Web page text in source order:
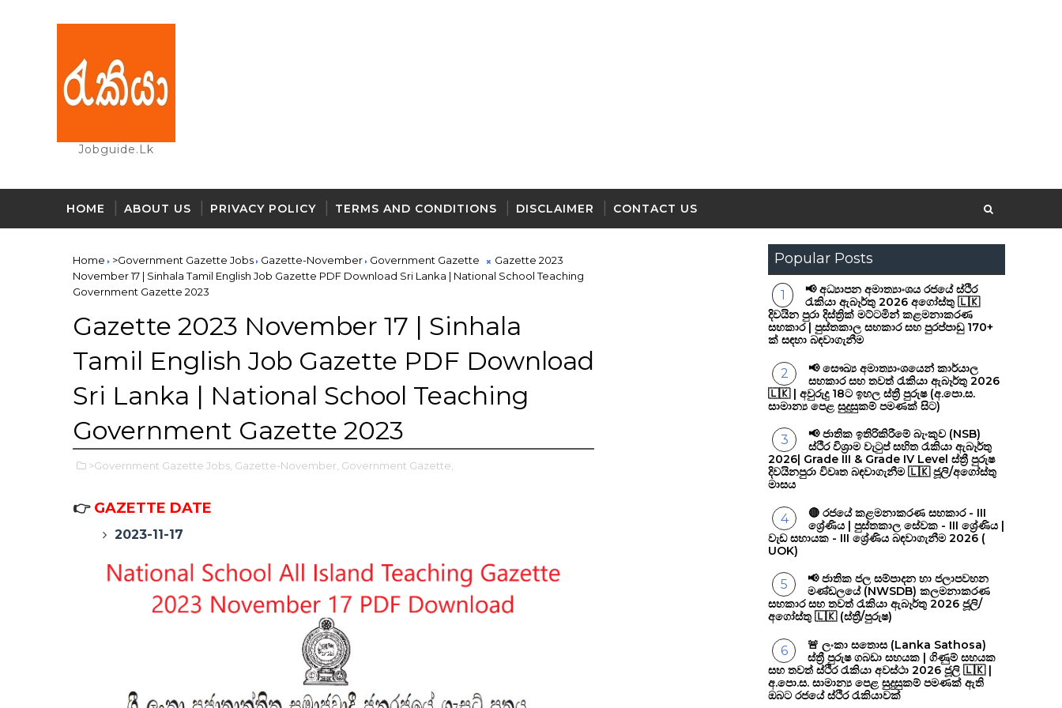
Jobguide.lk
HOME ABOUT US PRIVACY POLICY TERMS AND CONDITIONS DISCLAIMER CONTACT US
Home >Government Gazette Jobs Gazette-November Government Gazette
Gazette 2023
November 17 | Sinhala Tamil English Job Gazette PDF Download Sri Lanka | National School Teaching
Government Gazette 2023
Gazette 2023 November 17 | Sinhala
Tamil English Job Gazette PDF Download
Sri Lanka | National School Teaching
Government Gazette 2023
>Government Gazette Jobs, Gazette-November, Government Gazette,
👉GAZETTE DATE
2023-11-17
Popular Posts
📢 අධ්‍යාපන අමාත්‍යාංශය රජයේ ස්ථිර
රැකියා ඇබෑර්තු 2026 අගෝස්තු 🇱🇰
දිවයින පුරා දිස්ත්‍රික් මට්ටමින් කළමනාකරණ
සහකාර | පුස්තකාල සහකාර සහ පුරප්පාඩු 170+
ක් සඳහා බඳවාගැනීම
📢 සෞඛ්‍ය අමාත්‍යාංශයෙන් කාර්යාල
සහකාර සහ තවත් රැකියා ඇබෑර්තු 2026
🇱🇰 | අවුරුදු 18ට ඉහල ස්ත්‍රී පුරුෂ (අ.පො.ස.
සාමාන්‍ය පෙළ සුදුසුකම් පමණක් සිට)
📢 ජාතික ඉතිරිකිරීමේ බැංකුව (NSB)
ස්ථිර විශ්‍රාම වැටුප් සහිත රැකියා ඇබෑර්තු
2026| Grade III & Grade IV Level ස්ත්‍රී පුරුෂ
දිවයිනපුරා විවෘත බඳවාගැනීම 🇱🇰 ජූලි/අගෝස්තු
මාසය
🔴 රජයේ කළමනාකරණ සහකාර - III
ශ්‍රේණිය | පුස්තකාල සේවක - III ශ්‍රේණිය |
වැඩ සහායක - III ශ්‍රේණිය බඳවාගැනීම 2026 (
UOK)
📢 ජාතික ජල සම්පාදන හා ජලාපවහන
මණ්ඩලයේ (NWSDB) කලමනාකරණ
සහකාර සහ තවත් රැකියා ඇබෑර්තු 2026 ජූලි/
අගෝස්තු 🇱🇰 (ස්ත්‍රී/පුරුෂ)
🚨 ලංකා සතොස (Lanka Sathosa)
ස්ත්‍රී පුරුෂ ගබඩා සහයක | ගිණුම් සහයක
සහ තවත් ස්ථිර රැකියා අවස්ථා 2026 ජූලි 🇱🇰 |
අ.පො.ස. සාමාන්‍ය පෙළ සුදුසුකම් පමණක් ඇති
ඔබට රජයේ ස්ථිර රැකියාවක්